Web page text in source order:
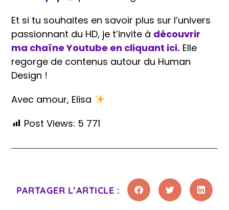
Et si tu souhaites en savoir plus sur l’univers
passionnant du HD, je t’invite à découvrir
ma chaîne Youtube en cliquant ici. Elle
regorge de contenus autour du Human
Design !
Avec amour, Elisa
Post Views: 5 771
PARTAGER L’ARTICLE :